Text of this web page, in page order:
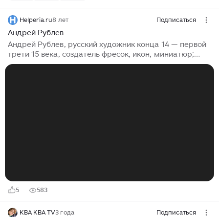
Helperia.ru8 лет Подписаться
Андрей Рублев
Андрей Рублев, русский художник конца 14 — первой
трети 15 века, создатель фресок, икон, миниатюр;
преподобный (канонизирован в 1988, память 17 июля).
5 583
КВА КВА TV3 года Подписаться